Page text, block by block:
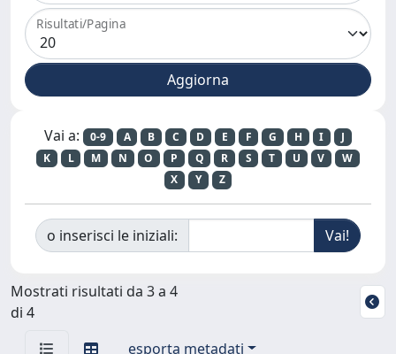
Risultati/Pagina
Vai a: 0-9 A B C D E F G H I
J
K
L M N O P Q R S T U V
W
X
Y Z
o inserisci le iniziali:
Mostrati risultati da 3 a 4
di 4
esporta metadati